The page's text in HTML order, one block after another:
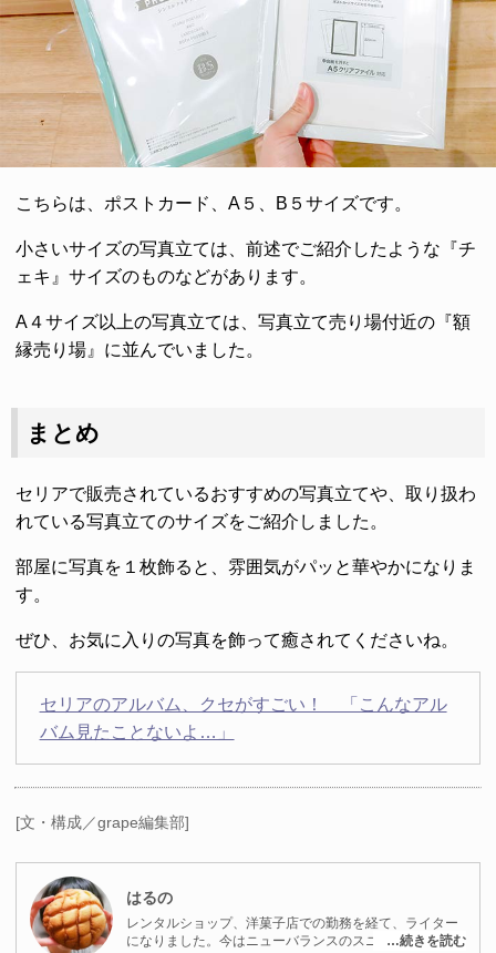
こちらは、ポストカード、A５、B５サイズです。
小さいサイズの写真立ては、前述でご紹介したような『チ
ェキ』サイズのものなどがあります。
A４サイズ以上の写真立ては、写真立て売り場付近の『額
縁売り場』に並んでいました。
まとめ
セリアで販売されているおすすめの写真立てや、取り扱わ
れている写真立てのサイズをご紹介しました。
部屋に写真を１枚飾ると、雰囲気がパッと華やかになりま
す。
ぜひ、お気に入りの写真を飾って癒されてくださいね。
セリアのアルバム、クセがすごい！ 「こんなアル
バム見たことないよ…」
[文・構成／grape編集部]
はるの
レンタルショップ、洋菓子店での勤務を経て、ライター
になりました。今はニューバランスのスニーカーをメイ
…続きを読む